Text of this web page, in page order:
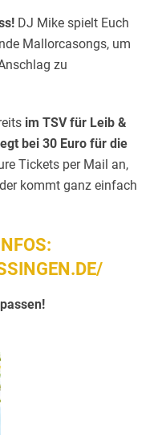
DJ Mike spielt Euch
Mallorcasongs, um
zu
im TSV für Leib &
bei 30 Euro für die
Tickets per Mail an,
kommt ganz einfach